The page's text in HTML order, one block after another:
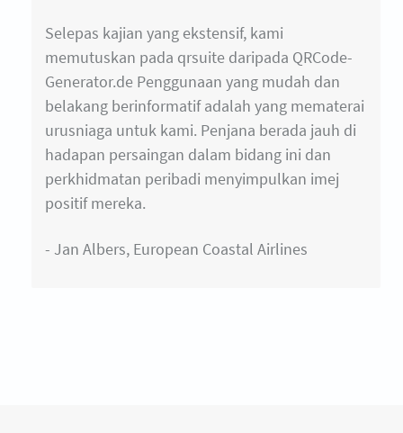
Selepas kajian yang ekstensif, kami
memutuskan pada qrsuite daripada QRCode-
Generator.de Penggunaan yang mudah dan
belakang berinformatif adalah yang mematerai
urusniaga untuk kami. Penjana berada jauh di
hadapan persaingan dalam bidang ini dan
perkhidmatan peribadi menyimpulkan imej
positif mereka.
- Jan Albers, European Coastal Airlines